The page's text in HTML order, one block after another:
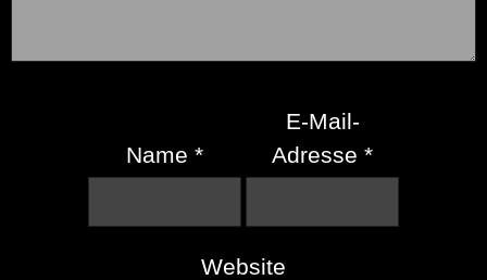
Name *
E-Mail-
Adresse*
Website